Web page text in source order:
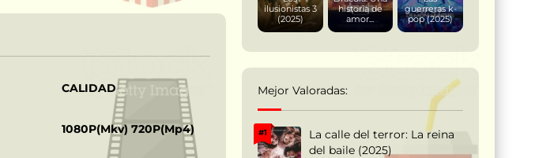
CALIDAD
1080P(Mkv) 720P(Mp4)
ilusionistas 3
(2025)
historia de
amor...
guerreras k-
pop (2025)
Mejor Valoradas:
#1
La calle del terror: La reina
del baile (2025)